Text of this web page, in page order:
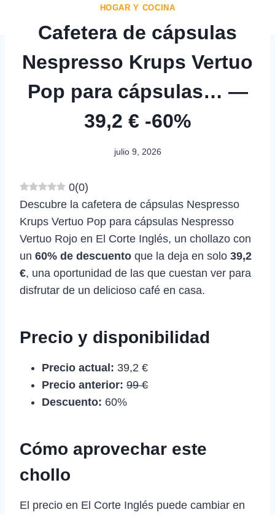
HOGAR Y COCINA
Cafetera de cápsulas
Nespresso Krups Vertuo
Pop para cápsulas… —
39,2 € -60%
julio 9, 2026
0(0)
Descubre la cafetera de cápsulas Nespresso
Krups Vertuo Pop para cápsulas Nespresso
Vertuo Rojo en El Corte Inglés, un chollazo con
un 60% de descuento que la deja en solo 39,2
€, una oportunidad de las que cuestan ver para
disfrutar de un delicioso café en casa.
Precio y disponibilidad
Precio actual: 39,2 €
Precio anterior: 99 €
Descuento: 60%
Cómo aprovechar este
chollo
El precio en El Corte Inglés puede cambiar en